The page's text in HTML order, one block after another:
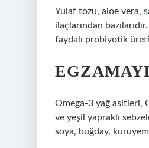
Yulaf tozu, aloe vera,
ilaçlarından
faydalı probiyotik
Omega-3 yağ asitleri,
ve yeşil yapraklı
soya, buğday,